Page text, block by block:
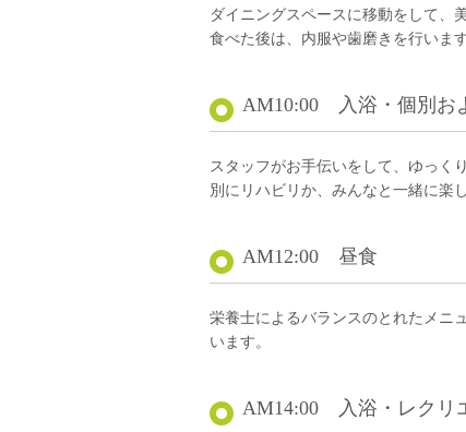
ダイニングスペースに移動をして、
食べた後は、内服や歯磨きを行います
AM10:00 入浴・個別お
スタッフがお手伝いをして、ゆっく
別にリハビリか、みんなと一緒に楽
AM12:00 昼食
栄養士によるバランスのとれたメニ
います。
AM14:00 入浴・レクリ